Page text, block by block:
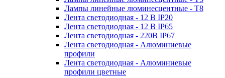
Лампы линейные люминесцентные - Т8
Лента светодиодная - 12 В IP20
Лента светодиодная - 12 В IP65
Лента светодиодная - 220В IP67
Лента светодиодная - Алюминиевые
профили
Лента светодиодная - Алюминиевые
профили цветные